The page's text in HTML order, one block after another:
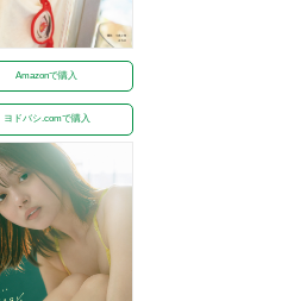
Amazonで購入
ヨドバシ.comで購入